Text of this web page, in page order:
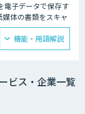
電子データで保存す
体の書類をスキャ
。
す。
成し、COM（電子
機能・用語解説
ビス・企業一覧